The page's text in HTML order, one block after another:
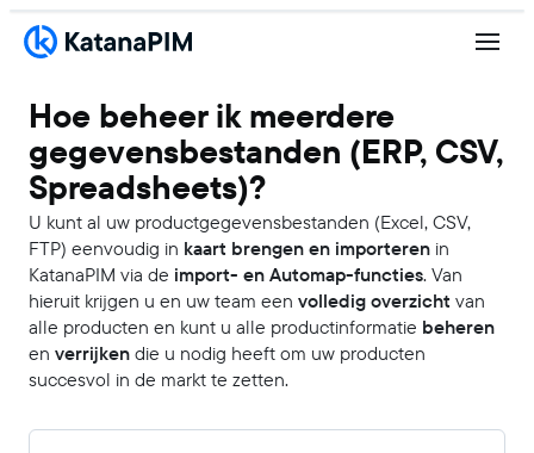
Hoe beheer ik meerdere
gegevensbestanden (ERP, CSV,
Spreadsheets)?
U kunt al uw productgegevensbestanden (Excel, CSV,
FTP) eenvoudig in kaart brengen en importeren in
KatanaPIM via de import- en Automap-functies. Van
hieruit krijgen u en uw team een volledig overzicht van
alle producten en kunt u alle productinformatie beheren
en verrijkendie u nodig heeft om uw producten
succesvol in de markt te zetten.